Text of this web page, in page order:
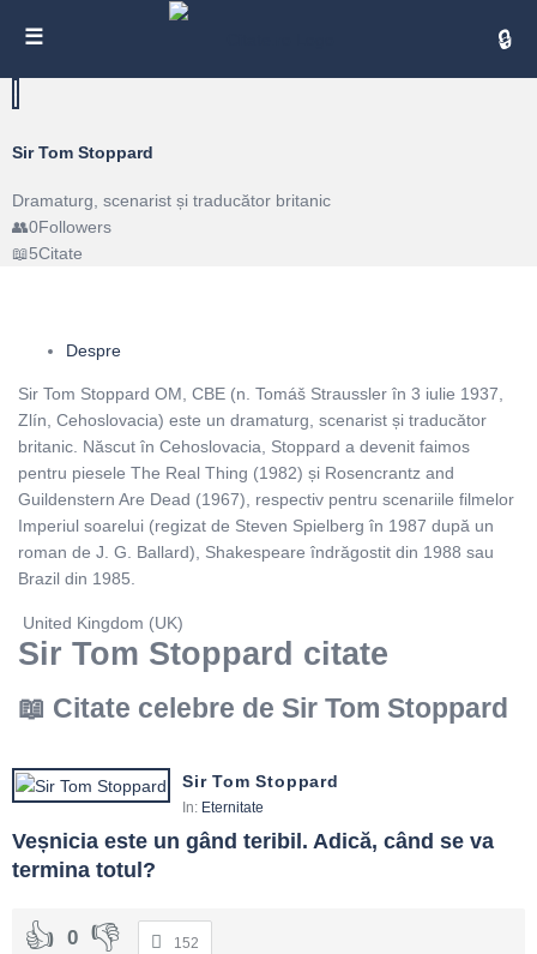
Sir Tom Stoppard
Dramaturg, scenarist și traducător britanic
0Followers
5Citate
Despre
Sir Tom Stoppard OM, CBE (n. Tomáš Straussler în 3 iulie 1937,
Zlín, Cehoslovacia) este un dramaturg, scenarist și traducător
britanic. Născut în Cehoslovacia, Stoppard a devenit faimos
pentru piesele The Real Thing (1982) și Rosencrantz and
Guildenstern Are Dead (1967), respectiv pentru scenariile filmelor
Imperiul soarelui (regizat de Steven Spielberg în 1987 după un
roman de J. G. Ballard), Shakespeare îndrăgostit din 1988 sau
Brazil din 1985.
United Kingdom (UK)
Sir Tom Stoppard citate
Citate celebre de Sir Tom Stoppard
Sir Tom Stoppard
In: Eternitate
Veșnicia este un gând teribil. Adică, când se va
termina totul?
0 152